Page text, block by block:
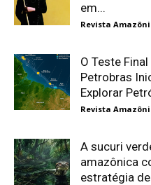
em...
Revista
O Teste
Petrobras
Explorar
Revista
A sucuri
amazônica
estratégia